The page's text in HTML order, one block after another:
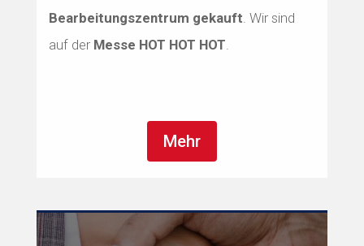
Bearbeitungszentrum gekauft . Wir sind
auf der Messe HOT HOT HOT
Mehr